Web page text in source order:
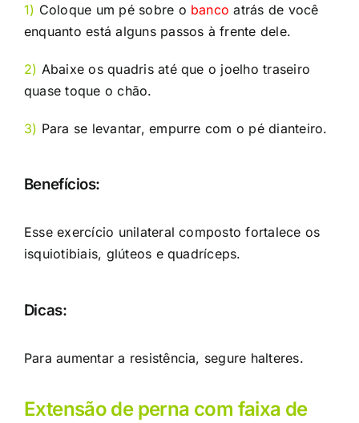
1) Coloque um pé sobre o banco atrás de você
enquanto está alguns passos à frente dele.
2) Abaixe os quadris até que o joelho traseiro
quase toque o chão.
3) Para se levantar, empurre com o pé dianteiro.
Benefícios:
Esse exercício unilateral composto fortalece os
isquiotibiais, glúteos e quadríceps.
Dicas:
Para aumentar a resistência, segure halteres.
Extensão de perna com faixa de